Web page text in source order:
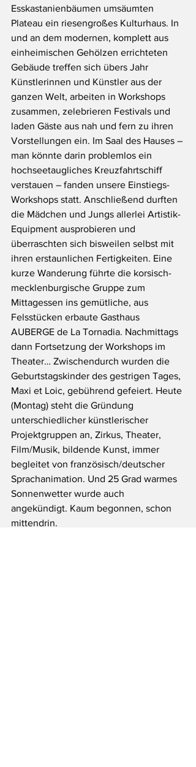
Esskastanienbäumen umsäumten
Plateau ein riesengroßes Kulturhaus. In
und an dem modernen, komplett aus
einheimischen Gehölzen errichteten
Gebäude treffen sich übers Jahr
Künstlerinnen und Künstler aus der
ganzen Welt, arbeiten in Workshops
zusammen, zelebrieren Festivals und
laden Gäste aus nah und fern zu ihren
Vorstellungen ein. Im Saal des Hauses –
man könnte darin problemlos ein
hochseetaugliches Kreuzfahrtschiff
verstauen – fanden unsere Einstiegs-
Workshops statt. Anschließend durften
die Mädchen und Jungs allerlei Artistik-
Equipment ausprobieren und
überraschten sich bisweilen selbst mit
ihren erstaunlichen Fertigkeiten. Eine
kurze Wanderung führte die korsisch-
mecklenburgische Gruppe zum
Mittagessen ins gemütliche, aus
Felsstücken erbaute Gasthaus
AUBERGE de La Tornadia. Nachmittags
dann Fortsetzung der Workshops im
Theater… Zwischendurch wurden die
Geburtstagskinder des gestrigen Tages,
Maxi et Loic, gebührend gefeiert. Heute
(Montag) steht die Gründung
unterschiedlicher künstlerischer
Projektgruppen an, Zirkus, Theater,
Film/Musik, bildende Kunst, immer
begleitet von französisch/deutscher
Sprachanimation. Und 25 Grad warmes
Sonnenwetter wurde auch
angekündigt. Kaum begonnen, schon
mittendrin.